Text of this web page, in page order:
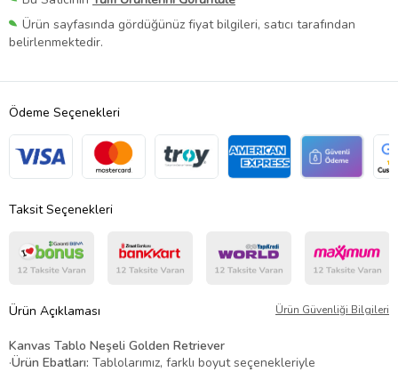
Ürün sayfasında gördüğünüz fiyat bilgileri, satıcı tarafından
belirlenmektedir.
Ödeme Seçenekleri
Taksit Seçenekleri
Ürün Açıklaması Ürün Güvenliği Bilgileri
Kanvas Tablo Neşeli Golden Retriever
·Ürün Ebatları: Tablolarımız, farklı boyut seçenekleriyle